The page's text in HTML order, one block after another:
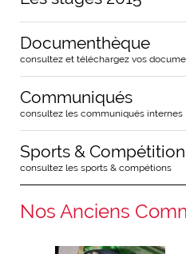
Documenthèque
consultez et téléchargez vos
Communiqués
consultez les communiqués internes
Sports &
consultez les sports & compétions
Nos Anciens